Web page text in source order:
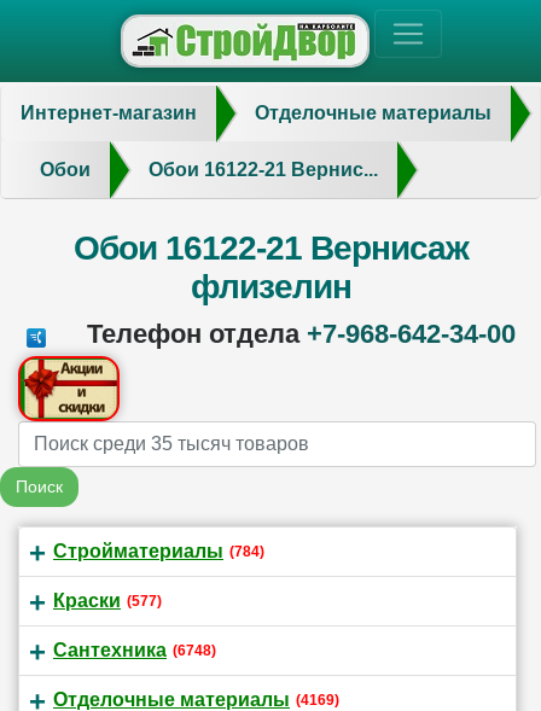
Интернет-магазин Отделочные материалы
Обои Обои 16122-21 Вернис...
Обои 16122-21 Вернисаж
флизелин
Телефон отдела +7-968-642-34-00
Name
Поиск
Стройматериалы (784)
Краски (577)
Сантехника (6748)
Отделочные материалы (4169)